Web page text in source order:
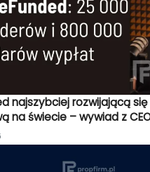
najszybciej rozwijającą
na świecie – wywiad z